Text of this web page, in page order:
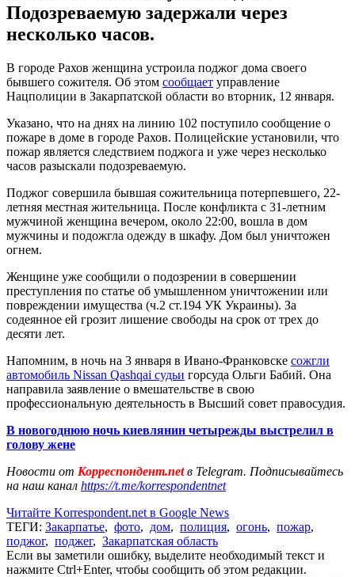
Подозреваемую задержали через
несколько часов.
В городе Рахов женщина устроила поджог дома своего
бывшего сожителя. Об этом сообщает управление
Нацполиции в Закарпатской области во вторник, 12 января.
Указано, что на днях на линию 102 поступило сообщение о
пожаре в доме в городе Рахов. Полицейские установили, что
пожар является следствием поджога и уже через несколько
часов разыскали подозреваемую.
Поджог совершила бывшая сожительница потерпевшего, 22-
летняя местная жительница. После конфликта с 31-летним
мужчиной женщина вечером, около 22:00, вошла в дом
мужчины и подожгла одежду в шкафу. Дом был уничтожен
огнем.
Женщине уже сообщили о подозрении в совершении
преступления по статье об умышленном уничтожении или
повреждении имущества (ч.2 ст.194 УК Украины). За
содеянное ей грозит лишение свободы на срок от трех до
десяти лет.
Напомним, в ночь на 3 января в Ивано-Франковске сожгли
автомобиль Nissan Qashqai судьи горсуда Ольги Бабий. Она
направила заявление о вмешательстве в свою
профессиональную деятельность в Высший совет правосудия.
В новогоднюю ночь киевлянин четырежды выстрелил в
голову жене
Новости от Корреспондент.netв Telegram. Подписывайтесь
на наш канал https://t.me/korrespondentnet
Читайте Korrespondent.net в Google News
ТЕГИ: Закарпатье, фото, дом, полиция, огонь, пожар,
поджог, поджег, Закарпатская область
Если вы заметили ошибку, выделите необходимый текст и
нажмите Ctrl+Enter, чтобы сообщить об этом редакции.